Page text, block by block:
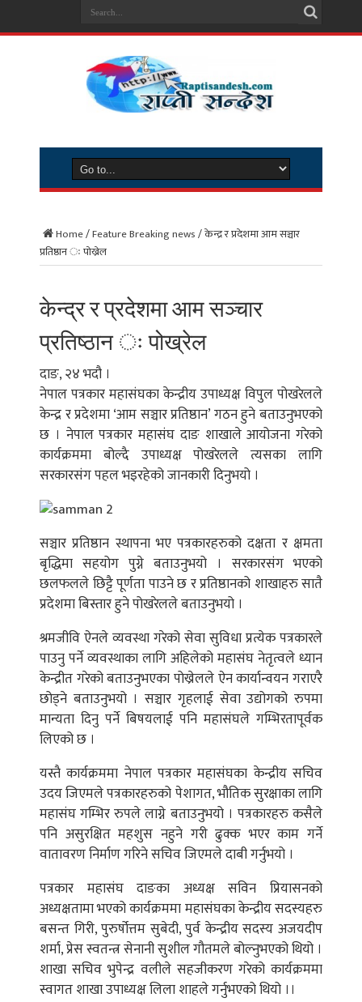
Home/Feature Breaking news/केन्द्र र प्रदेशमा आम सञ्चार
प्रतिष्ठान ः पोख्रेल
केन्द्र र प्रदेशमा आम सञ्चार
प्रतिष्ठान ः पोख्रेल
दाङ, २४ भदौ ।
नेपाल पत्रकार महासंघका केन्द्रीय उपाध्यक्ष विपुल पोखरेलले
केन्द्र र प्रदेशमा ‘आम सञ्चार प्रतिष्ठान’ गठन हुने बताउनुभएको
छ । नेपाल पत्रकार महासंघ दाङ शाखाले आयोजना गरेको
कार्यक्रममा बोल्दै उपाध्यक्ष पोखरेलले त्यसका लागि
सरकारसंग पहल भइरहेको जानकारी दिनुभयो ।
सञ्चार प्रतिष्ठान स्थापना भए पत्रकारहरुको दक्षता र क्षमता
बृद्धिमा सहयोग पुग्ने बताउनुभयो । सरकारसंग भएको
छलफलले छिट्टै पूर्णता पाउने छ र प्रतिष्ठानको शाखाहरु सातै
प्रदेशमा बिस्तार हुने पोखरेलले बताउनुभयो ।
श्रमजीवि ऐनले व्यवस्था गरेको सेवा सुविधा प्रत्येक पत्रकारले
पाउनु पर्ने व्यवस्थाका लागि अहिलेको महासंघ नेतृत्वले ध्यान
केन्द्रीत गरेको बताउनुभएका पोख्रेलले ऐन कार्यान्वयन गराएरै
छोड्ने बताउनुभयो । सञ्चार गृहलाई सेवा उद्योगको रुपमा
मान्यता दिनु पर्ने बिषयलाई पनि महासंघले गम्भिरतापूर्वक
लिएको छ ।
यस्तै कार्यक्रममा नेपाल पत्रकार महासंघका केन्द्रीय सचिव
उदय जिएमले पत्रकारहरुको पेशागत, भौतिक सुरक्षाका लागि
महासंघ गम्भिर रुपले लाग्ने बताउनुभयो । पत्रकारहरु कसैले
पनि असुरक्षित महशुस नहुने गरी ढुक्क भएर काम गर्ने
वातावरण निर्माण गरिने सचिव जिएमले दाबी गर्नुभयो ।
पत्रकार महासंघ दाङका अध्यक्ष सविन प्रियासनको
अध्यक्षतामा भएको कार्यक्रममा महासंघका केन्द्रीय सदस्यहरु
बसन्त गिरी, पुरुर्षोत्तम सुबेदी, पुर्व केन्द्रीय सदस्य अजयदीप
शर्मा, प्रेस स्वतन्त्र सेनानी सुशील गौतमले बोल्नुभएको थियो ।
शाखा सचिव भुपेन्द्र वलीले सहजीकरण गरेको कार्यक्रममा
स्वागत शाखा उपाध्यक्ष लिला शाहले गर्नुभएको थियो ।।